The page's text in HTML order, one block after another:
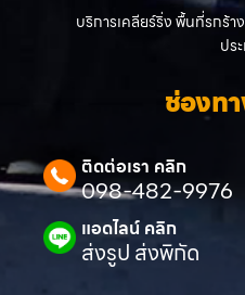
บริการเคลียร์ริ่ง พื้นที่รกร้
ปร
ช่องท
ติดต่อเรา คลิก
098-482-9976
แอดไลน์ คลิก
ส่งรูป ส่งพิกัด